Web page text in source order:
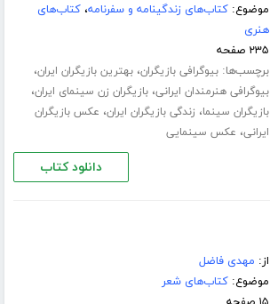
موضوع:کتاب‌های زندگینامه و سفرنامه،کتاب‌های
هنری
۲۳۵ صفحه
برچسب‌ها:بیوگرافی بازیگران،بهترین بازیگران ایران،
بیوگرافی هنرمندان ایرانی،بازیگران زن سینمای ایران،
بازیگران سینما، زندگی بازیگران ایران، عکس بازیگران
ایرانی، عکس سینمایی
دانلود کتاب
از: مهدی فاضل
موضوع:کتاب‌های شعر